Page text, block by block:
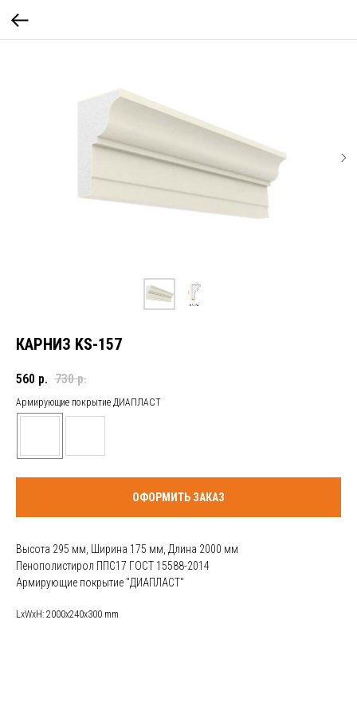
КАРНИЗ KS-157
560 р. 730 р.
Армирующие покрытие ДИАПЛАСТ
ОФОРМИТЬ ЗАКАЗ
Высота 295 мм, Ширина 175 мм, Длина 2000 мм
Пенополистирол ППС17 ГОСТ 15588-2014
Армирующие покрытие "ДИАПЛАСТ"
LxWxH: 2000x240x300 mm